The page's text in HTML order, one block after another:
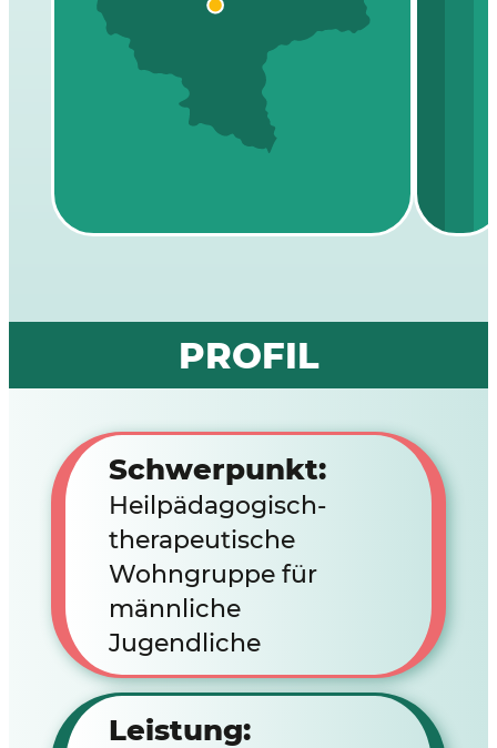
PROFIL
Schwerpunkt:
Heilpädagogisch-
therapeutische
Wohngruppe für
männliche
Jugendliche
Leistung: